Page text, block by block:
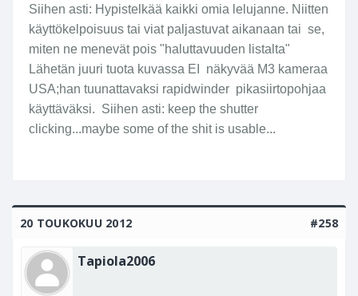
RB sanoi:
On tämä Leicahypetys
kertakaikkiastansa huvittavaa.
Aikuiset ihimiset.
Click to expand...
Siihen asti: Hypistelkää kaikki omia lelujanne. Niitten
käyttökelpoisuus tai viat paljastuvat aikanaan tai se,
miten ne menevät pois "haluttavuuden listalta"
Lähetän juuri tuota kuvassa EI näkyvää M3 kameraa
USA;han tuunattavaksi rapidwinder pikasiirtopohjaa
käyttäväksi. Siihen asti: keep the shutter
clicking...maybe some of the shit is usable...
20 TOUKOKUU 2012 #258
Tapiola2006